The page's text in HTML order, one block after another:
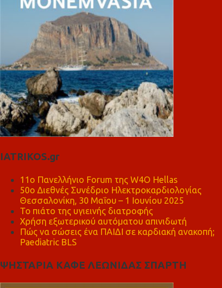
IATRIKOS.gr
11ο Πανελλήνιο Forum της W4O Hellas
50ο Διεθνές Συνέδριο Ηλεκτροκαρδιολογίας
Θεσσαλονίκη, 30 Μαΐου – 1 Ιουνίου 2025
Το πιάτο της υγιεινής διατροφής
Χρήση εξωτερικού αυτόματου απινιδωτή
Πώς να σώσεις ένα ΠΑΙΔΙ σε καρδιακή ανακοπή;
Paediatric BLS
ΨΗΣΤΑΡΙΑ ΚΑΦΕ ΛΕΩΝΙΔΑΣ ΣΠΑΡΤΗ